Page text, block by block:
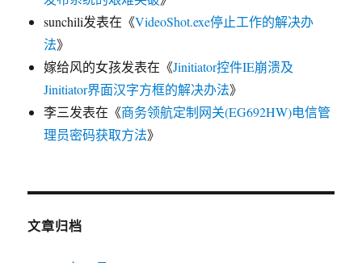
sunchili发表在《VideoShot.exe停止工作的解决办
法》
嫁给风的女孩发表在《Jinitiator控件IE崩溃及
Jinitiator界面汉字方框的解决办法》
李三发表在《商务领航定制网关(EG692HW)电信管
理员密码获取方法》
文章归档